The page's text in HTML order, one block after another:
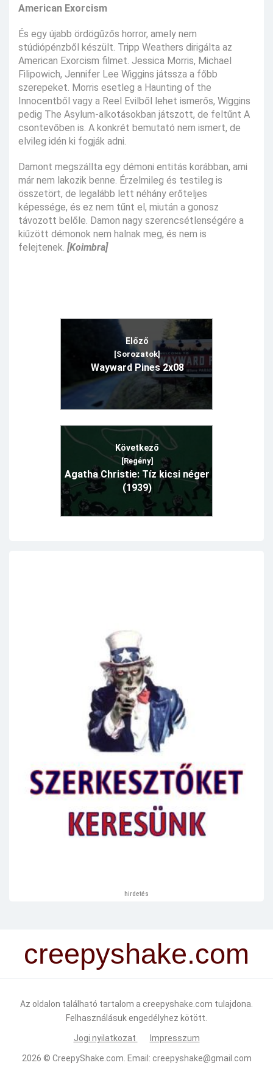
American Exorcism
És egy újabb ördögűzős horror, amely nem
stúdiópénzből készült. Tripp Weathers dirigálta az
American Exorcism filmet. Jessica Morris, Michael
Filipowich, Jennifer Lee Wiggins játssza a főbb
szerepeket. Morris esetleg a Haunting of the
Innocentből vagy a Reel Evilből lehet ismerős, Wiggins
pedig The Asylum-alkotásokban játszott, de feltűnt A
csontevőben is. A konkrét bemutató nem ismert, de
elvileg idén ki fogják adni.
Damont megszállta egy démoni entitás korábban, ami
már nem lakozik benne. Érzelmileg és testileg is
összetört, de legalább lett néhány erőteljes
képessége, és ez nem tűnt el, miután a gonosz
távozott belőle. Damon nagy szerencsétlenségére a
kiűzött démonok nem halnak meg, és nem is
felejtenek. [Koimbra]
Előző
[Sorozatok]
Wayward Pines 2x08
Következő
[Regény]
Agatha Christie: Tíz kicsi néger
(1939)
hirdetés
creepyshake.com
Az oldalon található tartalom a creepyshake.com tulajdona.
Felhasználásuk engedélyhez kötött.
Jogi nyilatkozat Impresszum
2026 © CreepyShake.com . Email: creepyshake@gmail.com